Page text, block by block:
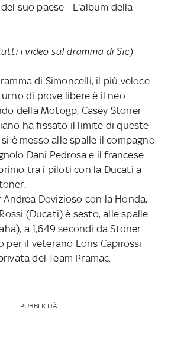
suo paese - L'album della
i video sul dramma di Sic)
di Simoncelli, il più veloce
di prove libere è il neo
della Motogp, Casey Stoner
ha fissato il limite di queste
si è messo alle spalle il compagno
Dani Pedrosa e il francese
tra i piloti con la Ducati a
Dovizioso con la Honda,
(Ducati) è sesto, alle spalle
a 1,649 secondi da Stoner.
per il veterano Loris Capirossi
del Team Pramac.
PUBBLICITÀ